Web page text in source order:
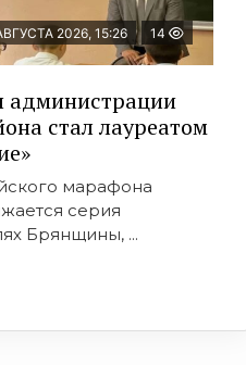
2026, 15:26 14
администрации
стал лауреатом
марафона
серия
Брянщины, ...